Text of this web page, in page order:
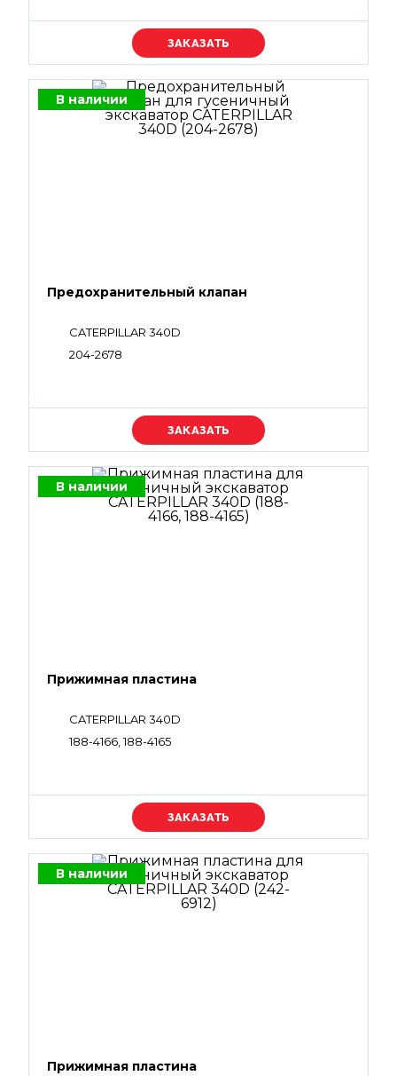
Уточняйте цену
В наличии
Предохранительный клапан
CATERPILLAR 340D
204-2678
Уточняйте цену
В наличии
Прижимная пластина
CATERPILLAR 340D
188-4166, 188-4165
Уточняйте цену
В наличии
Прижимная пластина